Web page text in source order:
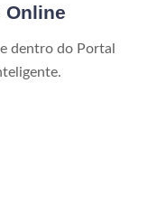
Online
dentro do Portal